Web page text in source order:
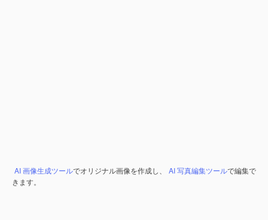
AI 画像生成ツールでオリジナル画像を作成し、 AI 写真編集ツールで編集で
きます。